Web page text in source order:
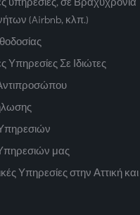
(Airbnb, κλπ.)
Υπηρεσίες Σε Ιδιώτες
μας
Υπηρεσίες στην Αττική και